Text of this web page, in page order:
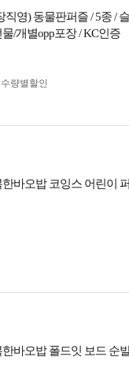
직영) 동물판퍼즐 / 5종 /
물/개별opp포장 / KC인증
량별할인
한바오밥 코잉스 어린이
한바오밥 폴드잇 보드 순